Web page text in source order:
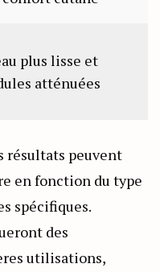
plus lisse et
atténuées
résultats peuvent
en fonction du type
spécifiques.
des
utilisations,